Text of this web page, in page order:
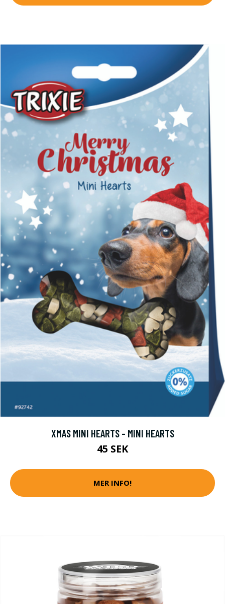
XMAS MINI HEARTS - MINI HEARTS
45 SEK
MER INFO!